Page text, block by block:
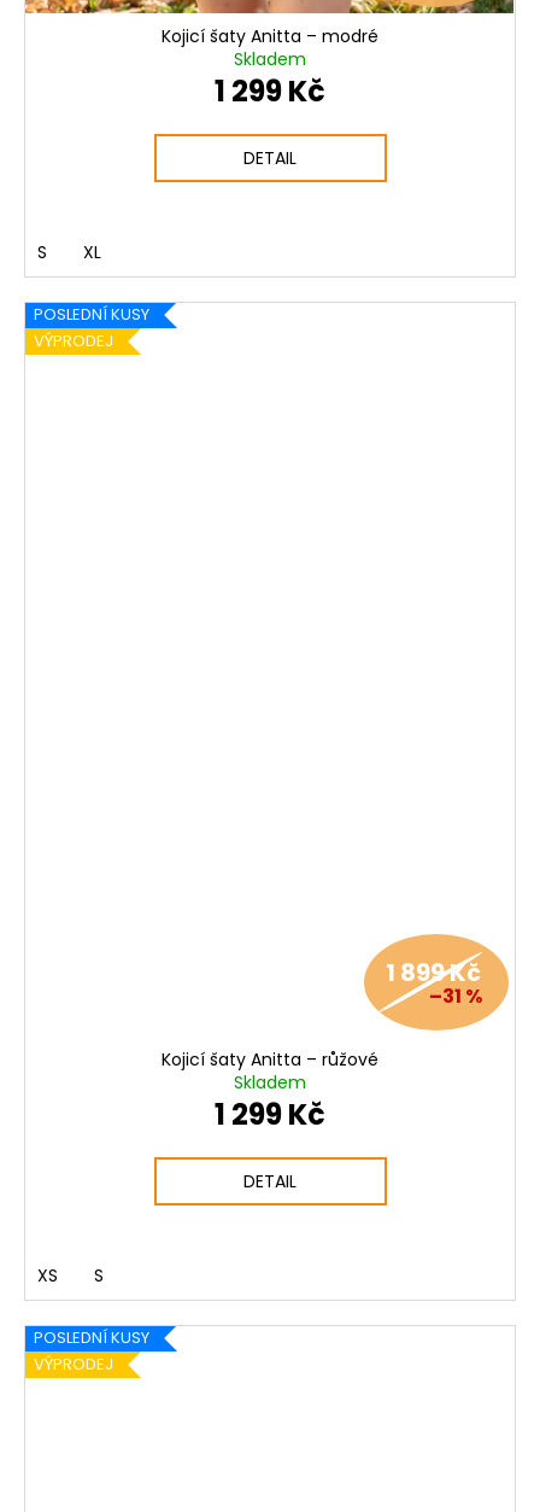
Kojicí šaty Anitta – modré
Skladem
1 299 Kč
DETAIL
S XL
POSLEDNÍ KUSY
VÝPRODEJ
1 899 Kč
–31 %
Kojicí šaty Anitta – růžové
Skladem
1 299 Kč
DETAIL
XS S
POSLEDNÍ KUSY
VÝPRODEJ